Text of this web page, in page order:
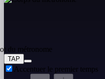
TAP
Accentuer le premier temps